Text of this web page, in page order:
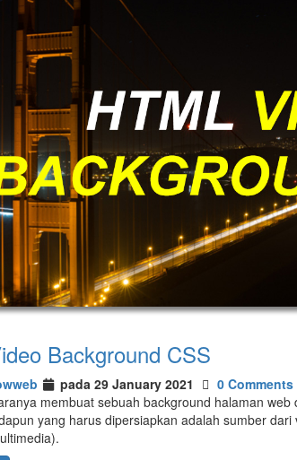
Background CSS
pada 29 January 2021
0 Comments
membuat sebuah background halaman
yang harus dipersiapkan adalah sumber